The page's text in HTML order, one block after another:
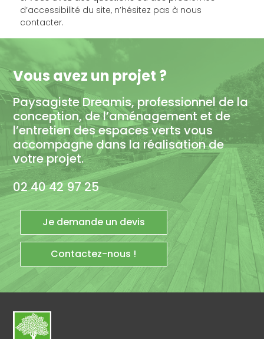
d’accessibilité du site, n’hésitez pas à nous
contacter.
Vous avez un projet ?
Paysagiste Dreamis, professionnel de la
conception, de l’aménagement et de
l’entretien des espaces verts vous
accompagne dans la réalisation de
votre projet.
02 40 42 97 25
Je demande un devis
Contactez-nous !